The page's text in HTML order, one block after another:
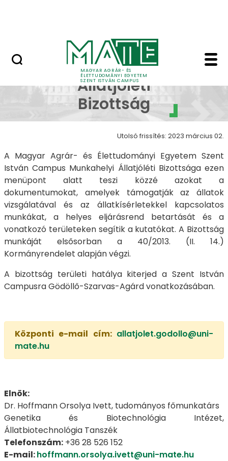
MAGYAR AGRÁR- ÉS
ÉLETTUDOMÁNYI EGYETEM
SZENT ISTVÁN CAMPUS
Munkahelyi
Munkahelyi
Állatjóléti
Bizottság
Utolsó frissítés: 2023 március 02.
A Magyar Agrár- és Élettudományi Egyetem Szent
István Campus Munkahelyi Állatjóléti Bizottsága ezen
menüpont alatt teszi közzé azokat a
dokumentumokat, amelyek támogatják az állatok
vizsgálatával és az állatkísérletekkel kapcsolatos
munkákat, a helyes eljárásrend betartását és a
vonatkozó területeken segítik a kutatókat. A Bizottság
munkáját elsősorban a 40/2013. (II. 14.)
Kormányrendelet alapján végzi.
A bizottság területi hatálya kiterjed a Szent István
Campusra Gödöllő-Szarvas-Agárd vonatkozásában.
Központi e-mail cím: allatjolet.godollo@uni-
mate.hu
Elnök:
Dr. Hoffmann Orsolya Ivett, tudományos főmunkatárs
Genetika és Biotechnológia Intézet,
Állatbiotechnológia Tanszék
Telefonszám: +36 28 526 152
E-mail:hoffmann.orsolya.ivett@uni-mate.hu